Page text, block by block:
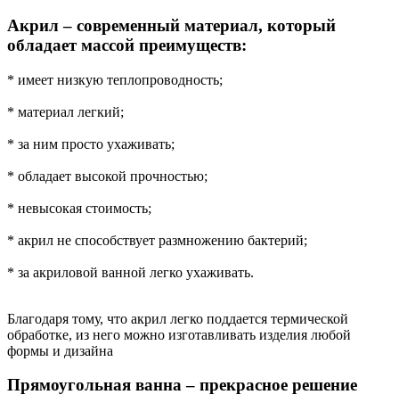
Акрил – современный материал, который
обладает массой преимуществ:
* имеет низкую теплопроводность;
* материал легкий;
* за ним просто ухаживать;
* обладает высокой прочностью;
* невысокая стоимость;
* акрил не способствует размножению бактерий;
* за акриловой ванной легко ухаживать.
Благодаря тому, что акрил легко поддается термической
обработке, из него можно изготавливать изделия любой
формы и дизайна
Прямоугольная ванна – прекрасное решение